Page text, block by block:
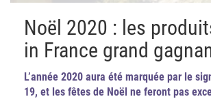
Noël 2020 : les
in France grand
L’année 2020 aura été marquée par le
19, et les fêtes de Noël ne feront pas